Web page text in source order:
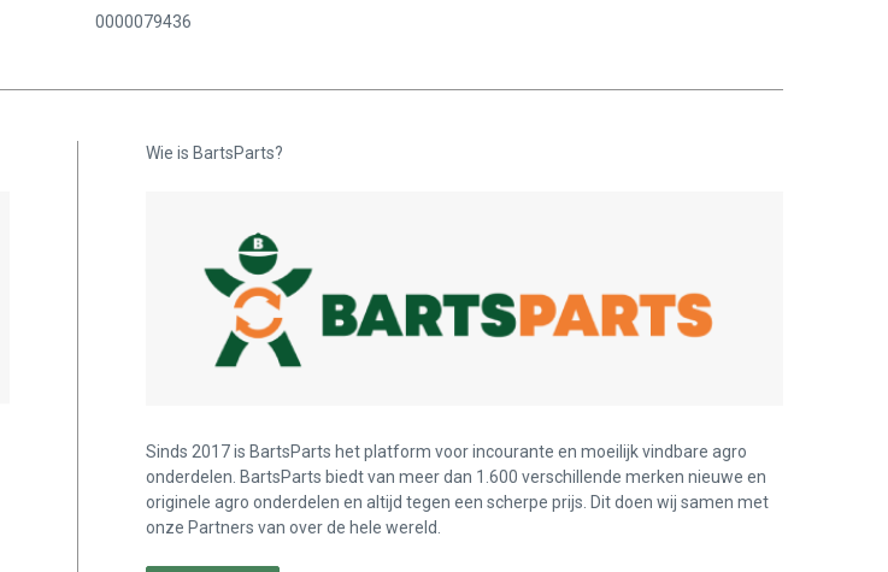
0000079436
Wie is BartsParts?
Sinds 2017 is BartsParts het platform voor incourante en moeilijk vindbare agro
onderdelen. BartsParts biedt van meer dan 1.600 verschillende merken nieuwe en
originele agro onderdelen en altijd tegen een scherpe prijs. Dit doen wij samen met
onze Partners van over de hele wereld.